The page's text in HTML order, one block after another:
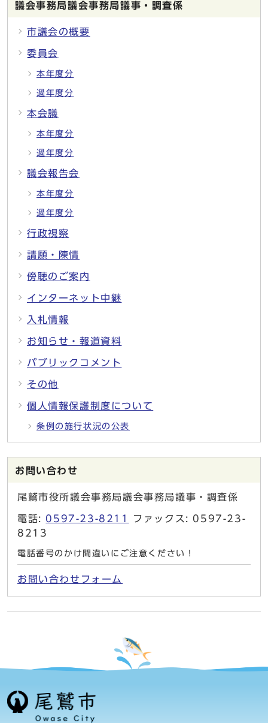
議会事務局議会事務局議事・調査係
市議会の概要
委員会
本年度分
過年度分
本会議
本年度分
過年度分
議会報告会
本年度分
過年度分
行政視察
請願・陳情
傍聴のご案内
インターネット中継
入札情報
お知らせ・報道資料
パブリックコメント
その他
個人情報保護制度について
条例の施行状況の公表
お問い合わせ
尾鷲市役所議会事務局議会事務局議事・調査係
電話: 0597-23-8211
ファックス: 0597-23-
8213
電話番号のかけ間違いにご注意ください！
お問い合わせフォーム